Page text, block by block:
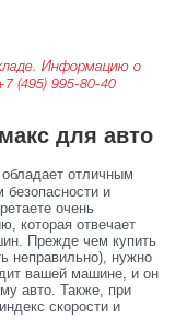
Информацию о
(495) 995-80-40
для авто
обладает отличным
безопасности и
очень
которая отвечает
Прежде чем купить
неправильно), нужно
вашей машине, и он
авто. Также, при
скорости и